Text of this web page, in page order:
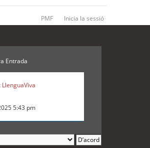
PMF Inicia la sessió
Entrada
LlenguaViva
5:43 pm